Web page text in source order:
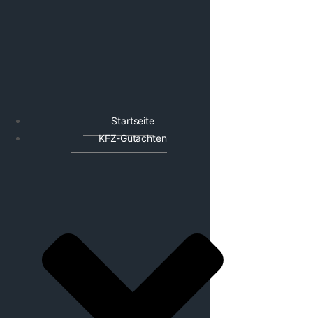
Startseite
KFZ-Gutachten